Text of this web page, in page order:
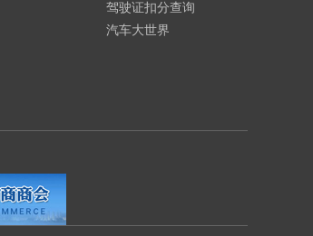
驾驶证扣分查询
汽车大世界